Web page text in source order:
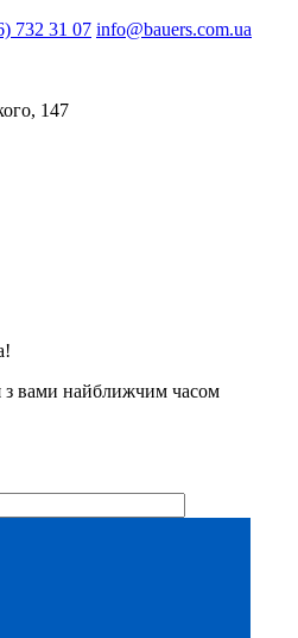
732 31 07 info@bauers.com.ua
147
з вами найближчим часом